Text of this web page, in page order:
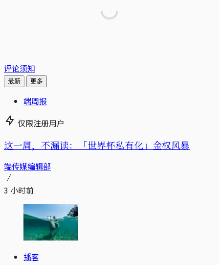
评论须知
最新 更多
端周报
仅限注册用户
这一周，不漏读：「世界杯私有化」金权风暴
端传媒编辑部
3 小时前
播客